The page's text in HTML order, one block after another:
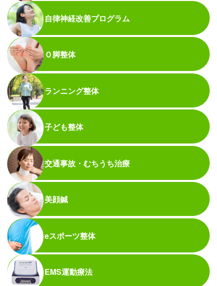
自律神経改善プログラム
Ｏ脚整体
ランニング整体
子ども整体
交通事故・むちうち治療
美顔鍼
eスポーツ整体
EMS運動療法